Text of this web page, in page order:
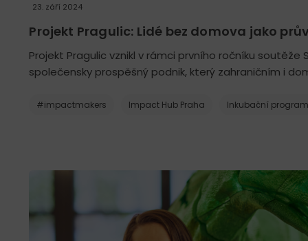
23. září 2024
Projekt Pragulic: Lidé bez domova jako
Projekt Pragulic vznikl v rámci prvního ročníku soutěže
společensky prospěšný podnik, který zahraničním i
#impactmakers Impact Hub Praha Inkubační